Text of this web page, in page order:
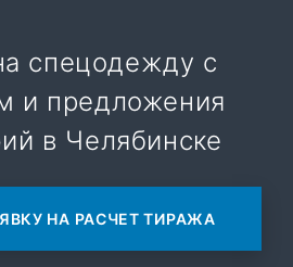
спецодежду с
и предложения
в Челябинске
НА РАСЧЕТ ТИРАЖА